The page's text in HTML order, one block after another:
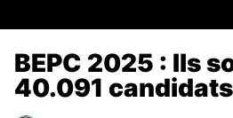
BEPC 2025 : Ils
40.091